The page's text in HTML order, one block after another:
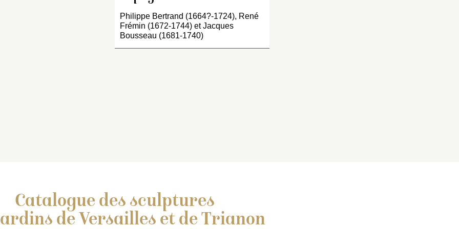
Philippe Bertrand (1664?-1724), René
Frémin (1672-1744) et Jacques
Bousseau (1681-1740)
Catalogue des sculptures
de Versailles et de Trianon